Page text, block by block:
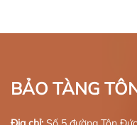
BẢO TÀNG